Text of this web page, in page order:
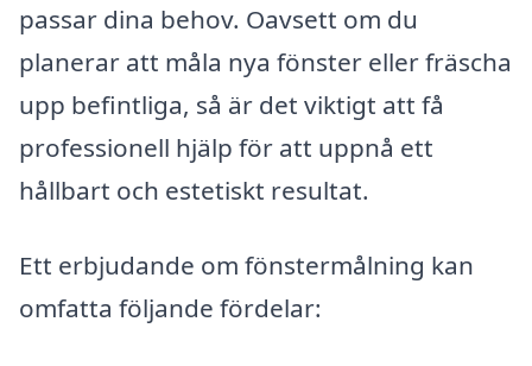
passar dina behov. Oavsett om du
planerar att måla nya fönster eller fräscha
upp befintliga, så är det viktigt att få
professionell hjälp för att uppnå ett
hållbart och estetiskt resultat.
Ett erbjudande om fönstermålning kan
omfatta följande fördelar: